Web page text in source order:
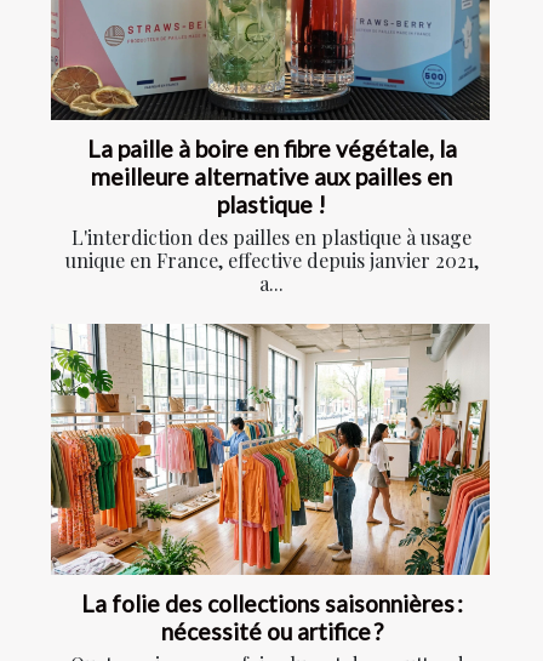
La paille à boire en fibre végétale, la
meilleure alternative aux pailles en
plastique !
L'interdiction des pailles en plastique à usage
unique en France, effective depuis janvier 2021,
a...
La folie des collections saisonnières :
nécessité ou artifice ?